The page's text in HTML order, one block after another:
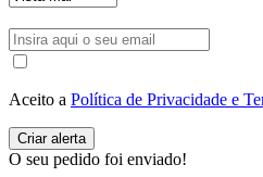
Aceito a Política de Privacidade e
O seu pedido foi enviado!